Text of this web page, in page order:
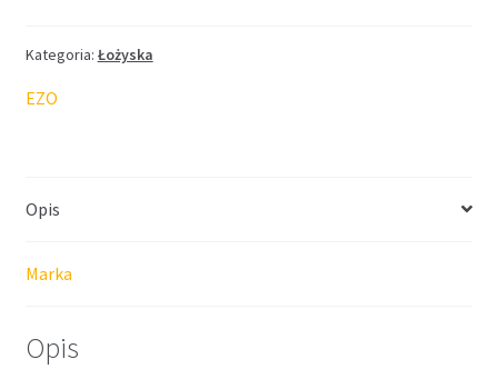
Kategoria: Łożyska
EZO
Opis
Marka
Opis